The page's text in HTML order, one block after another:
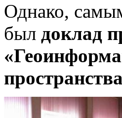
Однако,
был доклад